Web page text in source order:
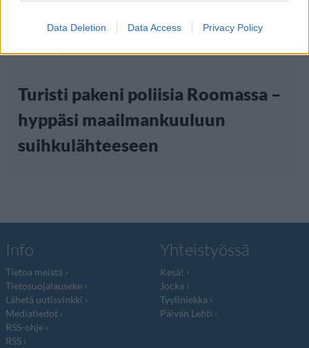
Data Deletion Data Access Privacy Policy
19.3.2025, 11:30
Turisti pakeni poliisia Roomassa –
hyppäsi maailmankuuluun
suihkulähteeseen
Info
Tietoa meistä
Tietosuojalauseke
Lähetä uutisvinkki
Mediatiedot
RSS-ohje
RSS
Yhteistyössä
Kesä!
Jocka
Tyyliniekka
Päivän Lehti